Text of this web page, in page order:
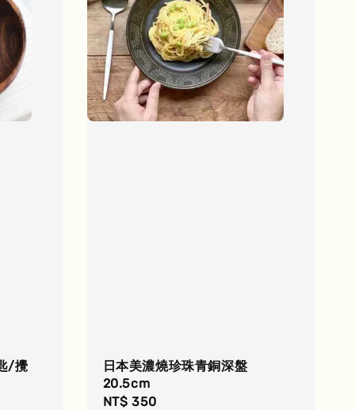
/攪
日本美濃燒珍珠青銅深盤
20.5cm
Regular
NT$ 350